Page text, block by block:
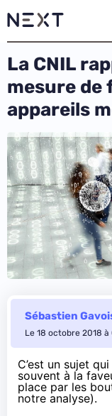
La CNIL
mesure de
appareils
Sébastien
Le 18 octobre 2018 à
C’est un sujet
souvent à la
place par les
notre analyse).